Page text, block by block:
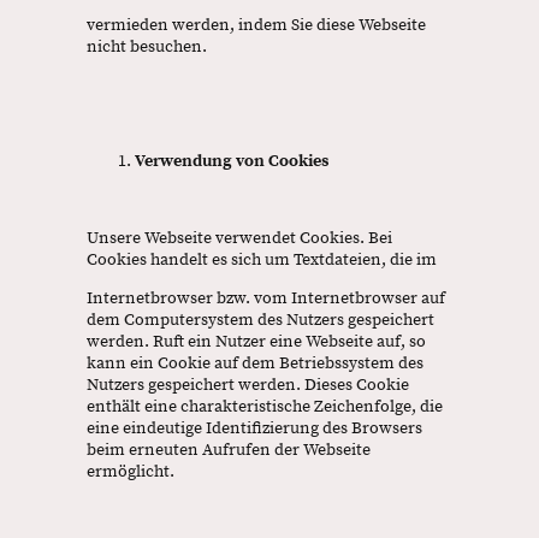
vermieden werden, indem Sie diese Webseite
nicht besuchen.
Verwendung von Cookies
Unsere Webseite verwendet Cookies. Bei
Cookies handelt es sich um Textdateien, die im
Internetbrowser bzw. vom Internetbrowser auf
dem Computersystem des Nutzers gespeichert
werden. Ruft ein Nutzer eine Webseite auf, so
kann ein Cookie auf dem Betriebssystem des
Nutzers gespeichert werden. Dieses Cookie
enthält eine charakteristische Zeichenfolge, die
eine eindeutige Identifizierung des Browsers
beim erneuten Aufrufen der Webseite
ermöglicht.